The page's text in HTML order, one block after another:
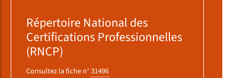
Répertoire National des
Certifications Professionnelles
(RNCP)
Consultez la fiche n°31496